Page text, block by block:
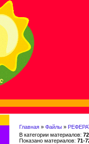
Главная » Файлы »
В категории материалов: 72
Показано материалов: 71-